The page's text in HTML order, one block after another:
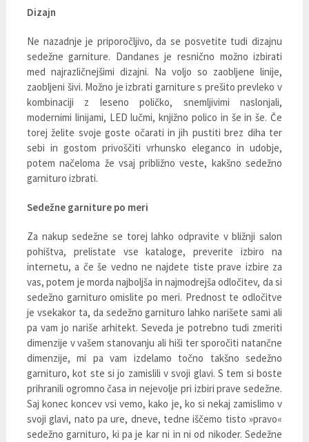
Dizajn
Ne nazadnje je priporočljivo, da se posvetite tudi dizajnu
sedežne garniture. Dandanes je resnično možno izbirati
med najrazličnejšimi dizajni. Na voljo so zaobljene linije,
zaobljeni šivi. Možno je izbrati garniture s prešito prevleko v
kombinaciji z leseno poličko, snemljivimi naslonjali,
modernimi linijami, LED lučmi, knjižno polico in še in še. Če
torej želite svoje goste očarati in jih pustiti brez diha ter
sebi in gostom privoščiti vrhunsko eleganco in udobje,
potem načeloma že vsaj približno veste, kakšno sedežno
garnituro izbrati.
Sedežne garniture po meri
Za nakup sedežne se torej lahko odpravite v bližnji salon
pohištva, prelistate vse kataloge, preverite izbiro na
internetu, a če še vedno ne najdete tiste prave izbire za
vas, potem je morda najboljša in najmodrejša odločitev, da si
sedežno garnituro omislite po meri. Prednost te odločitve
je vsekakor ta, da sedežno garnituro lahko narišete sami ali
pa vam jo nariše arhitekt. Seveda je potrebno tudi zmeriti
dimenzije v vašem stanovanju ali hiši ter sporočiti natančne
dimenzije, mi pa vam izdelamo točno takšno sedežno
garnituro, kot ste si jo zamislili v svoji glavi. S tem si boste
prihranili ogromno časa in nejevolje pri izbiri prave sedežne.
Saj konec koncev vsi vemo, kako je, ko si nekaj zamislimo v
svoji glavi, nato pa ure, dneve, tedne iščemo tisto »pravo«
sedežno garnituro, ki pa je kar ni in ni od nikoder. Sedežne